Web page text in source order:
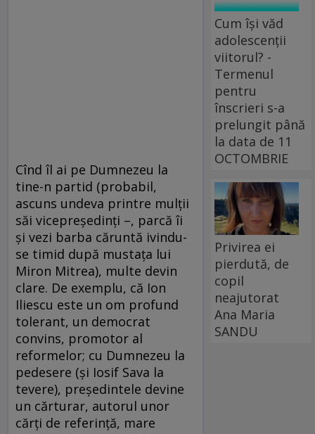
Cînd îl ai pe Dumnezeu la
tine-n partid (probabil,
ascuns undeva printre mulții
săi vicepreședinți –, parcă îi
și vezi barba căruntă ivindu-
se timid după mustața lui
Miron Mitrea), multe devin
clare. De exemplu, că Ion
Iliescu este un om profund
tolerant, un democrat
convins, promotor al
reformelor; cu Dumnezeu la
pedesere (și Iosif Sava la
tevere), președintele devine
un cărturar, autorul unor
cărți de referință, mare
Cum își văd
adolescenții
viitorul? -
Termenul
pentru
înscrieri s-a
prelungit până
la data de 11
OCTOMBRIE
Privirea ei
pierdută, de
copil
neajutorat
Ana Maria
SANDU